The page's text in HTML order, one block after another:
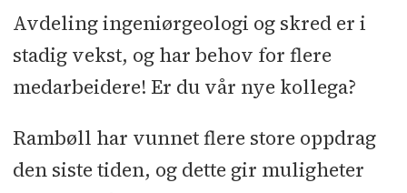
Sted:Trondheim
Søknadsfrist: 10.01.2026
Avdeling ingeniørgeologi og skred er i
stadig vekst, og har behov for flere
medarbeidere! Er du vår nye kollega?
Rambøll har vunnet flere store oppdrag
den siste tiden, og dette gir muligheter